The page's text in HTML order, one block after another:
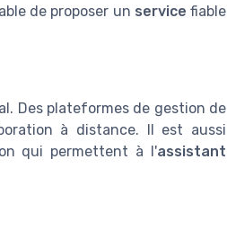
de proposer un service fiable
Des plateformes de gestion de
à distance. Il est aussi
qui permettent à l'assistant